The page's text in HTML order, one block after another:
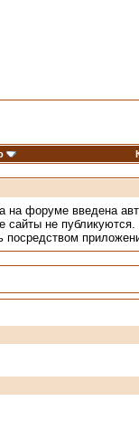
на форуме введена
сайты не публикуются.
посредством